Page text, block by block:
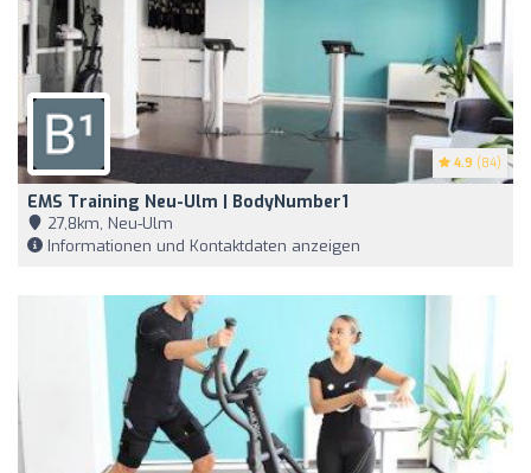
4.9 (84)
EMS Training Neu-Ulm | BodyNumber1
27,8km, Neu-Ulm
Informationen und Kontaktdaten anzeigen